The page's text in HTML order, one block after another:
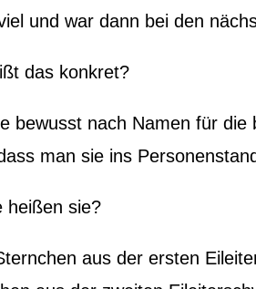
und war dann bei den
das konkret?
bewusst nach Namen für
man sie ins
heißen sie?
aus der ersten